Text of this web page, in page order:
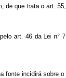
que trata o art.
pelo art. 46 da
incidirá sobre